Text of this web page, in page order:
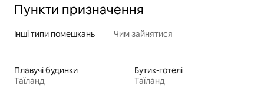
Пункти призначення
Інші типи помешкань Чим зайнятися
Плавучі будинки
Таїланд
Бутик-готелі
Таїланд